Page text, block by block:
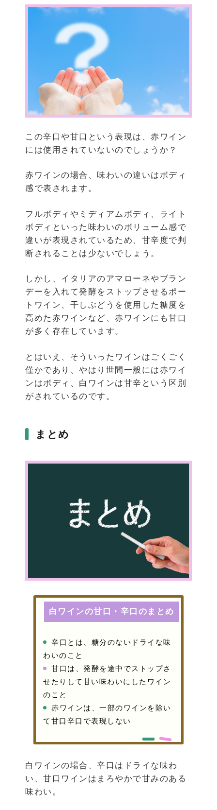
この辛口や甘口という表現は、赤ワイン
には使用されていないのでしょうか？
赤ワインの場合、味わいの違いはボディ
感で表されます。
フルボディやミディアムボディ、ライト
ボディといった味わいのボリューム感で
違いが表現されているため、甘辛度で判
断されることは少ないでしょう。
しかし、イタリアのアマローネやブラン
デーを入れて発酵をストップさせるポー
トワイン、干しぶどうを使用した糖度を
高めた赤ワインなど、赤ワインにも甘口
が多く存在しています。
とはいえ、そういったワインはごくごく
僅かであり、やはり世間一般には赤ワイ
ンはボディ、白ワインは甘辛という区別
がされているのです。
まとめ
白ワインの甘口・辛口のまとめ
辛口とは、糖分のないドライな味
わいのこと
甘口は、発酵を途中でストップさ
せたりして甘い味わいにしたワイン
のこと
赤ワインは、一部のワインを除い
て甘口辛口で表現しない
白ワインの場合、辛口はドライな味わ
い、甘口ワインはまろやかで甘みのある
味わい。